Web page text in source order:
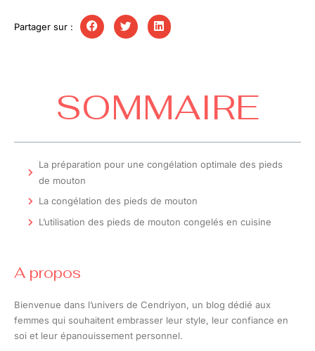
Partager sur :
SOMMAIRE
La préparation pour une congélation optimale des pieds
de mouton
La congélation des pieds de mouton
L’utilisation des pieds de mouton congelés en cuisine
A propos
Bienvenue dans l’univers de Cendriyon, un blog dédié aux
femmes qui souhaitent embrasser leur style, leur confiance en
soi et leur épanouissement personnel.